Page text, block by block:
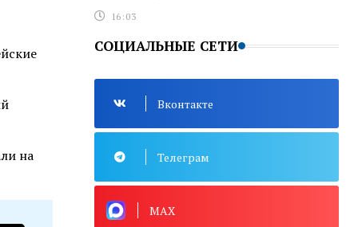
на
16:03
СОЦИАЛЬНЫЕ СЕТИ
Вконтакте
Телеграм
MAX